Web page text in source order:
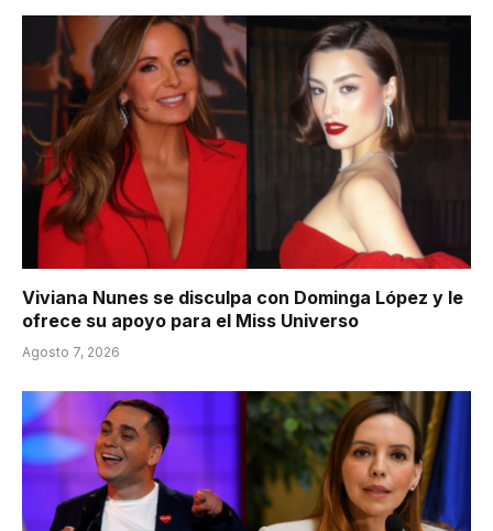
Viviana Nunes se disculpa con Dominga López y le
ofrece su apoyo para el Miss Universo
Agosto 7, 2026